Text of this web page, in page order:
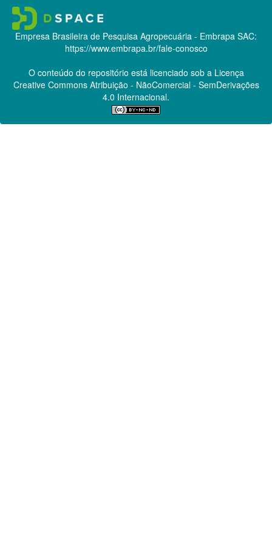
Empresa Brasileira de Pesquisa Agropecuária - Embrapa SAC:
https://www.embrapa.br/fale-conosco
O conteúdo do repositório está licenciado sob a Licença
Creative CommonsAtribuição - NãoComercial - SemDerivações
4.0 Internacional.